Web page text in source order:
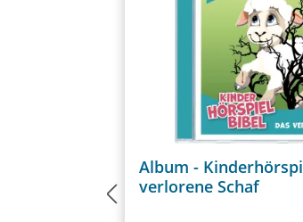
Album -
verlorene Schaf